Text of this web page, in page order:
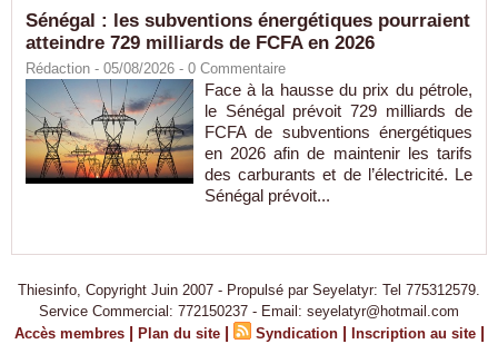
Sénégal : les subventions énergétiques pourraient
atteindre 729 milliards de FCFA en 2026
Rédaction - 05/08/2026 - 0 Commentaire
Face à la hausse du prix du pétrole,
le Sénégal prévoit 729 milliards de
FCFA de subventions énergétiques
en 2026 afin de maintenir les tarifs
des carburants et de l’électricité. Le
Sénégal prévoit...
Thiesinfo, Copyright Juin 2007 - Propulsé par Seyelatyr: Tel 775312579.
Service Commercial: 772150237 - Email: seyelatyr@hotmail.com
Accès membres | Plan du site | Syndication | Inscription au site |